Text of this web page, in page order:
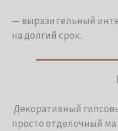
— выразительный
на долгий срок.
Декоративный
просто отделочный